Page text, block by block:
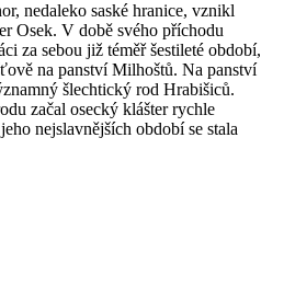
nedaleko saské hranice, vznikl
Osek. V době svého příchodu
za sebou již téměř šestileté období,
na panství Milhoštů. Na panství
šlechtický rod Hrabišiců.
začal osecký klášter rychle
nejslavnějších období se stala